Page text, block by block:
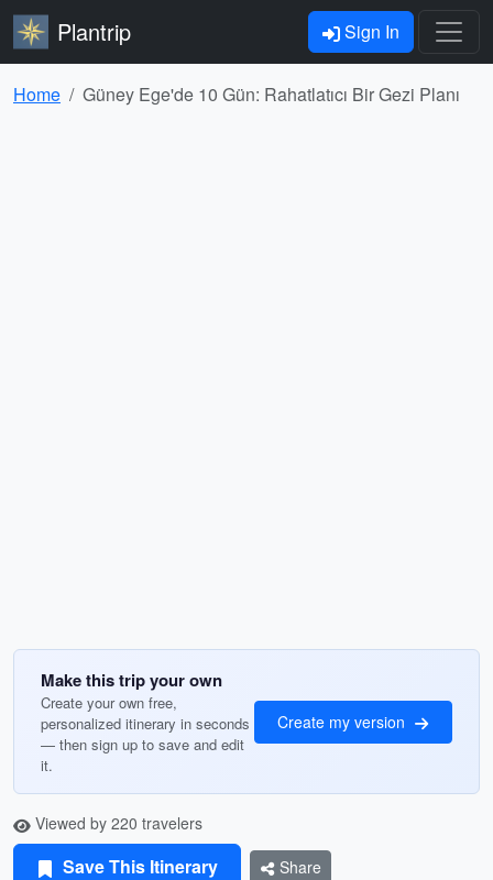
Plantrip Sign In
Home Güney Ege'de 10 Gün: Rahatlatıcı Bir Gezi Planı
Make this trip your own
Create your own free,
personalized itinerary in seconds
— then sign up to save and edit
it.
Create my version
Viewed by 220 travelers
Save This Itinerary Share